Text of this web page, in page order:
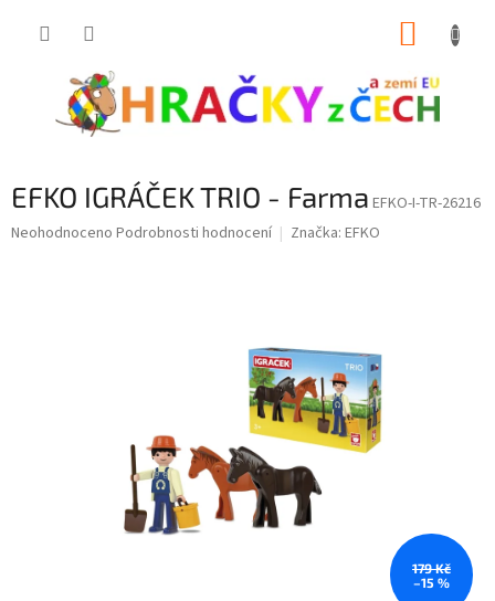
EFKO IGRÁČEK TRIO - Farma EFKO-I-TR-26216
Průměrné
Neohodnoceno Podrobnosti hodnocení Značka: EFKO
179 Kč
–15 %